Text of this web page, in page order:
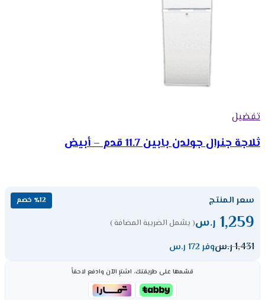
تفضيل
ثلاجة جنرال جولدن بابين 11.7 قدم – أبيض
سعر المنتج ٪12 خصم
1,259 ر.س( يشمل الضريبة المضافة )
1,431ر.سوفر 172 ر.س
قسّمها على طريقتك، اشترِ الآن وادفع لاحقاً